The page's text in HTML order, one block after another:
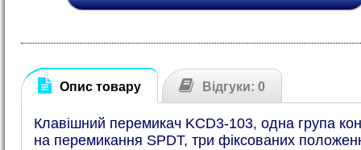
Опис товару Відгуки: 0
Клавішний перемикач KCD3-103, одна група
на перемикання SPDT, три фіксованих